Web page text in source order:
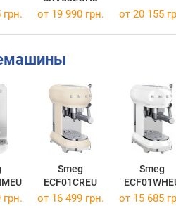
грн. от 19 990 грн. от 20 155
Smeg
ECF01CREU
Smeg
грн. от 16 499 грн. от 15 685